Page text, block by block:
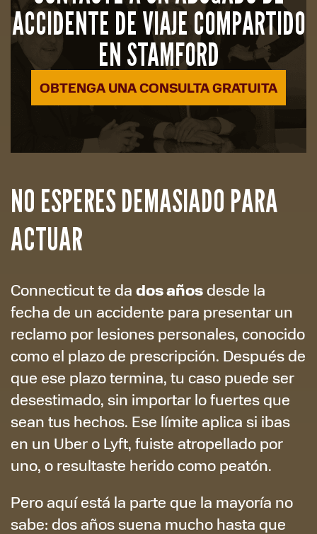
ACCIDENTE DE VIAJE COMPARTIDO
EN STAMFORD
OBTENGA UNA CONSULTA GRATUITA
NO ESPERES DEMASIADO PARA
ACTUAR
Connecticut te da dos añosdesde la
fecha de un accidente para presentar un
reclamo por lesiones personales, conocido
como el plazo de prescripción. Después de
que ese plazo termina, tu caso puede ser
desestimado, sin importar lo fuertes que
sean tus hechos. Ese límite aplica si ibas
en un Uber o Lyft, fuiste atropellado por
uno, o resultaste herido como peatón.
Pero aquí está la parte que la mayoría no
sabe: dos años suena mucho hasta que